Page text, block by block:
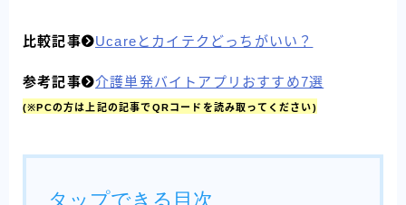
比較記事 Ucareとカイテクどっちがいい？
参考記事 介護単発バイトアプリおすすめ7選
(※PCの方は上記の記事でQRコードを読み取ってください)
タップできる目次